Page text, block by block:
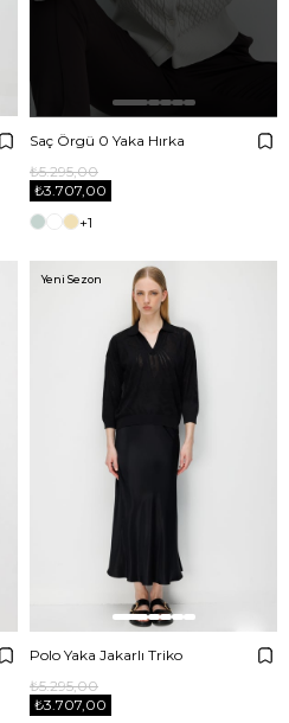
Saç Örgü 0 Yaka Hırka
₺3.707,00
₺5.295,00
+1
Polo Yaka Jakarlı Triko
₺3.707,00
₺5.295,00
Yeni Sezon